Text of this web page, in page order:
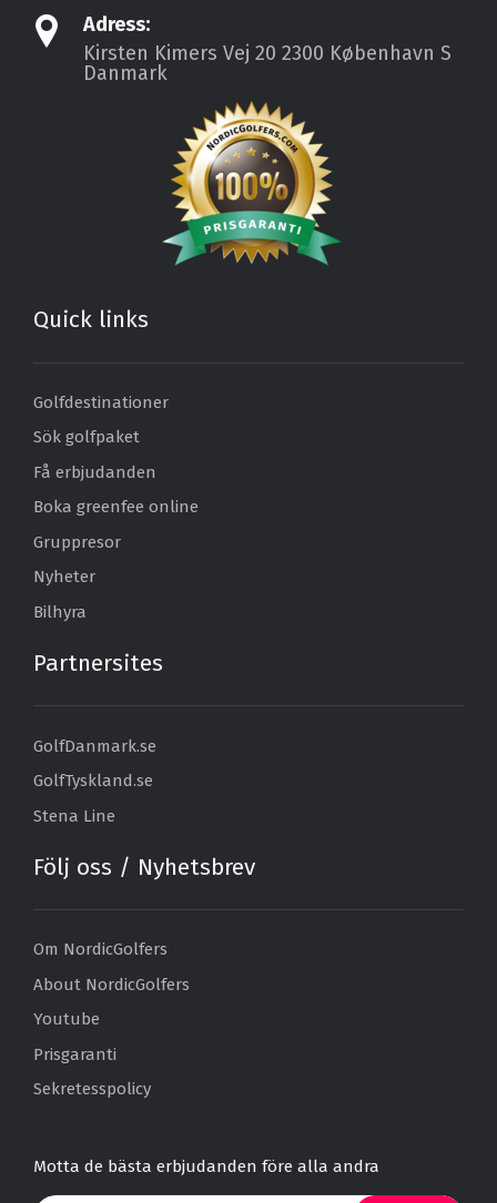
Adress:
Kirsten Kimers Vej 20 2300 København S
Danmark
Quick links
Golfdestinationer
Sök golfpaket
Få erbjudanden
Boka greenfee online
Gruppresor
Nyheter
Bilhyra
Partnersites
GolfDanmark.se
GolfTyskland.se
Stena Line
Följ oss / Nyhetsbrev
Om NordicGolfers
About NordicGolfers
Youtube
Prisgaranti
Sekretesspolicy
Motta de bästa erbjudanden före alla andra